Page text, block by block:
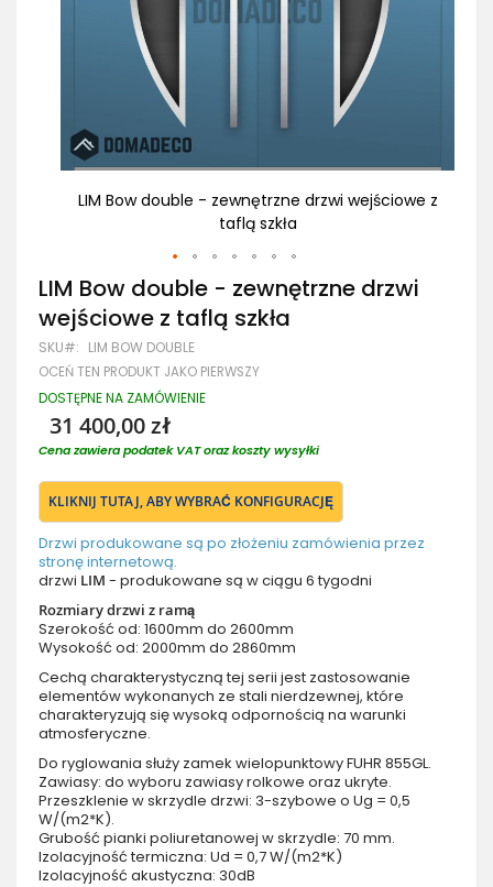
LIM Bow double - zewnętrzne drzwi wejściowe z
taflą szkła
Przejdź
na
początek
galerii
LIM Bow double - zewnętrzne drzwi
wejściowe z taflą szkła
SKU LIM BOW DOUBLE
OCEŃ TEN PRODUKT JAKO PIERWSZY
DOSTĘPNE NA ZAMÓWIENIE
31 400,00 zł
Cena zawiera podatek VAT oraz koszty wysyłki
KLIKNIJ TUTAJ, ABY WYBRAĆ KONFIGURACJĘ
Drzwi produkowane są po złożeniu zamówienia przez
stronę internetową.
drzwi LIM - produkowane są w ciągu 6 tygodni
Rozmiary drzwi z ramą
Szerokość od: 1600mm do 2600mm
Wysokość od: 2000mm do 2860mm
Cechą charakterystyczną tej serii jest zastosowanie
elementów wykonanych ze stali nierdzewnej, które
charakteryzują się wysoką odpornością na warunki
atmosferyczne.
Do ryglowania służy zamek wielopunktowy FUHR 855GL.
Zawiasy: do wyboru zawiasy rolkowe oraz ukryte.
Przeszklenie w skrzydle drzwi: 3-szybowe o Ug = 0,5
W/(m2*K).
Grubość pianki poliuretanowej w skrzydle: 70 mm.
Izolacyjność termiczna: Ud = 0,7 W/(m2*K)
Izolacyjność akustyczna: 30dB